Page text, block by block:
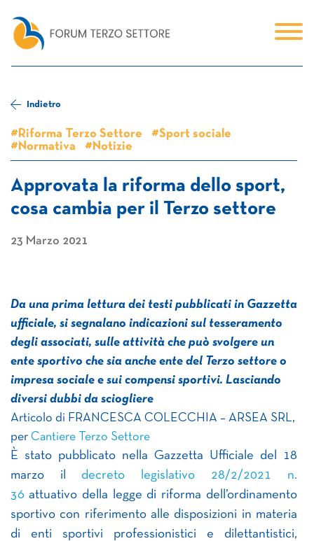
Indietro
#Riforma Terzo Settore
#Sport sociale
#Normativa
#Notizie
Approvata la riforma dello sport,
cosa cambia per il Terzo settore
23 Marzo 2021
Da una prima lettura dei testi pubblicati in Gazzetta
ufficiale, si segnalano indicazioni sul tesseramento
degli associati, sulle attività che può svolgere un
ente sportivo che sia anche ente del Terzo settore o
impresa sociale e sui compensi sportivi. Lasciando
diversi dubbi da sciogliere
Articolo di FRANCESCA COLECCHIA – ARSEA SRL,
per Cantiere Terzo Settore
È stato pubblicato nella Gazzetta Ufficiale del 18
marzo il decreto legislativo 28/2/2021 n.
36 attuativo della legge di riforma dell’ordinamento
sportivo con riferimento alle disposizioni in materia
di enti sportivi professionistici e dilettantistici,